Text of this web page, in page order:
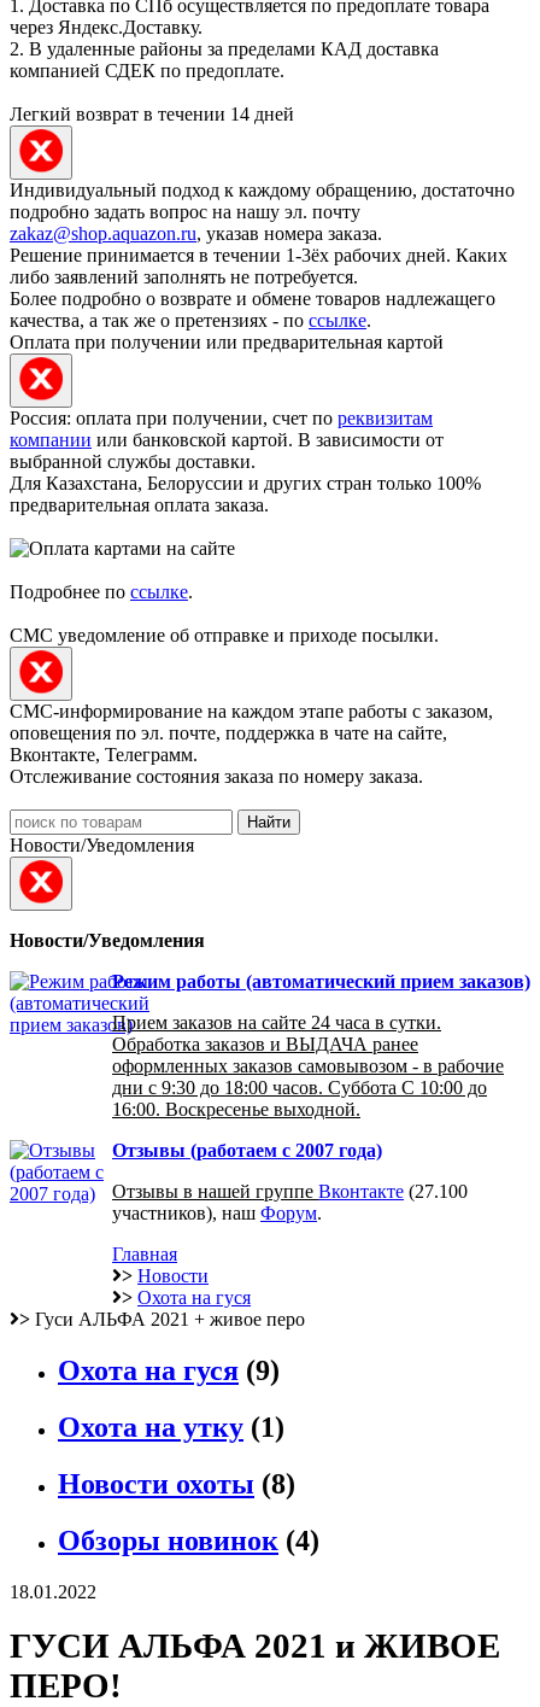
1. Доставка по СПб осуществляется по предоплате товара
через Яндекс.Доставку.
2. В удаленные районы за пределами КАД доставка
компанией СДЕК по предоплате.
Легкий возврат в течении 14 дней
Индивидуальный подход к каждому обращению, достаточно
подробно задать вопрос на нашу эл. почту
zakaz@shop.aquazon.ru, указав номера заказа.
Решение принимается в течении 1-3ёх рабочих дней. Каких
либо заявлений заполнять не потребуется.
Более подробно о возврате и обмене товаров надлежащего
качества, а так же о претензиях - по ссылке.
Оплата при получении или предварительная картой
Россия: оплата при получении, счет по реквизитам
компании или банковской картой. В зависимости от
выбранной службы доставки.
Для Казахстана, Белоруссии и других стран только 100%
предварительная оплата заказа.
Подробнее по ссылке.
СМС уведомление об отправке и приходе посылки.
СМС-информирование на каждом этапе работы с заказом,
оповещения по эл. почте, поддержка в чате на сайте,
Вконтакте, Телеграмм.
Отслеживание состояния заказа по номеру заказа.
Найти
Новости/Уведомления
Новости/Уведомления
Режим работы (автоматический прием заказов)
Прием заказов на сайте 24 часа в сутки.
Обработка заказов и ВЫДАЧА ранее
оформленных заказов самовывозом - в рабочие
дни с 9:30 до 18:00 часов. Суббота С 10:00 до
16:00. Воскресенье выходной.
Отзывы (работаем с 2007 года)
Отзывы в нашей группе Вконтакте (27.100
участников), наш Форум.
Главная
> Новости
> Охота на гуся
> Гуси АЛЬФА 2021 + живое перо
Охота на гуся (9)
Охота на утку (1)
Новости охоты (8)
Обзоры новинок (4)
18.01.2022
ГУСИ АЛЬФА 2021 и ЖИВОЕ
ПЕРО!